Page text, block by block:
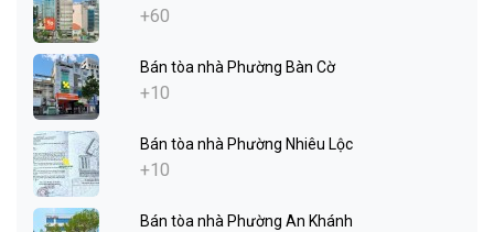
+60
Bán tòa nhà Phường Bàn Cờ
+10
Bán tòa nhà Phường Nhiêu Lộc
+10
Bán tòa nhà Phường An Khánh